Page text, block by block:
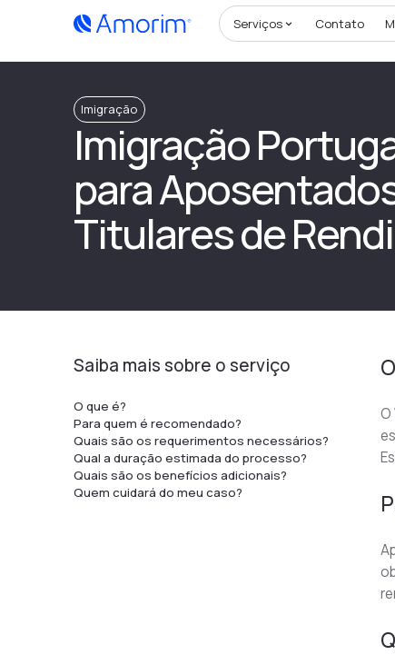
Serviços Contato
Imigração
Imigração
para
Titulares de
Saiba mais sobre o serviço
O que é?
Para quem é recomendado?
Quais são os requerimentos necessários?
Qual a duração estimada do processo?
Quais são os benefícios adicionais?
Quem cuidará do meu caso?